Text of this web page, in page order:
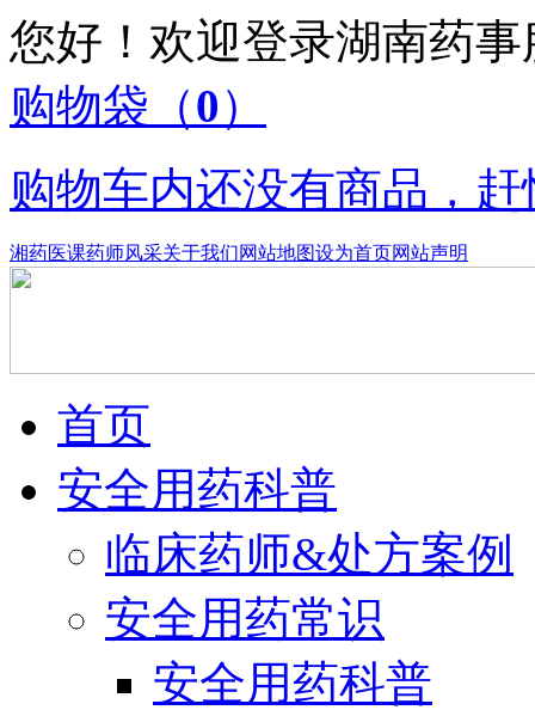
您好！欢迎登录湖南药
购物袋 （0）
购物车内还没有商品，
湘药医课药师风采关于我们网站地图设为首页网站声明
首页
安全用药科普
临床药师&处方案例
安全用药常识
安全用药科普